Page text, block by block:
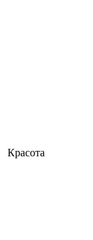
Красота